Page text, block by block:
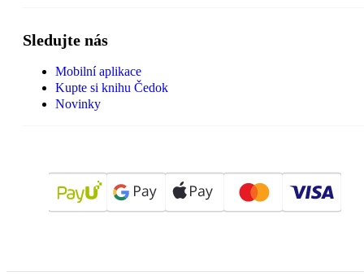
Sledujte nás
Mobilní aplikace
Kupte si knihu Čedok
Novinky